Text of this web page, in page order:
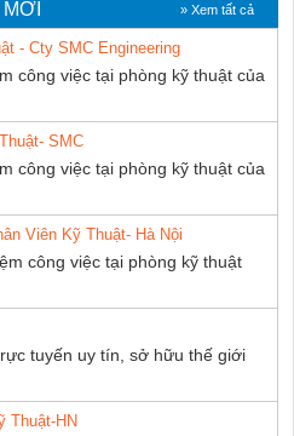
SETSUBI VIỆT
NAM
» Xem tất cả
- Cty SMC Engineering
công việc tại phòng kỹ thuật của
SMC
công việc tại phòng kỹ thuật của
Viên Kỹ Thuật- Hà Nội
công việc tại phòng kỹ thuật
tuyến uy tín, sở hữu thế giới
Thuật-HN